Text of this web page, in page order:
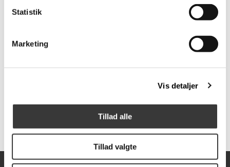
Statistik
Marketing
Vis detaljer
Tillad alle
Tillad valgte